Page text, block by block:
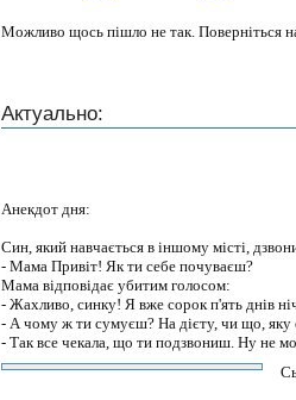
Можливо щось пішло не так. Поверніться
Актуально:
Анекдот дня:
Син, який навчається в іншому місті,
- Мама Привіт! Як ти себе почуваєш?
Мама відповідає убитим голосом:
- Жахливо, синку! Я вже сорок п'ять днів
- А чому ж ти сумуєш? На дієту, чи що, яку
- Так все чекала, що ти подзвониш. Ну не